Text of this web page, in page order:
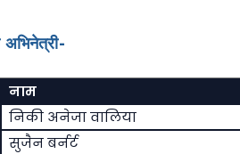
नाम
निकी अनेजा वालिया
सुजैन बर्नर्ट